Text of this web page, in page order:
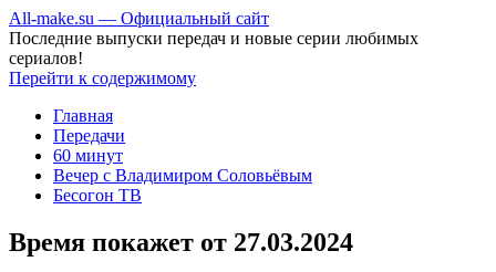
All-make.su — Официальный сайт
Последние выпуски передач и новые серии любимых
сериалов!
Перейти к содержимому
Главная
Передачи
60 минут
Вечер с Владимиром Соловьёвым
Бесогон ТВ
Время покажет от 27.03.2024